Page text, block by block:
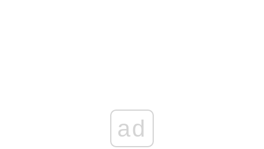
ad